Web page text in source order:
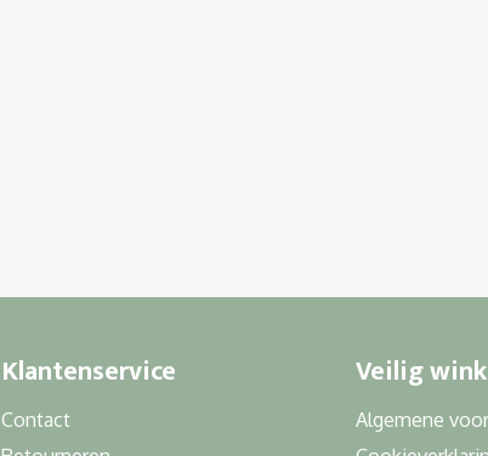
Klantenservice
Contact
Veilig
Algemene